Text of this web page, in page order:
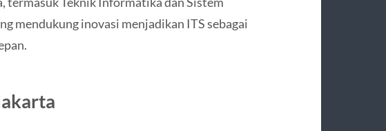
mendukung inovasi menjadikan ITS sebagai